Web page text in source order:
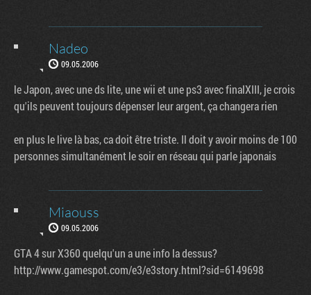
Nadeo
09.05.2006
le Japon, avec une ds lite, une wii et une ps3 avec finalXIII, je crois
qu'ils peuvent toujours dépenser leur argent, ça changera rien
en plus le live là bas, ca doit être triste. Il doit y avoir moins de 100
personnes simultanément le soir en réseau qui parle japonais
Miaouss
09.05.2006
GTA 4 sur X360 quelqu'un a une info la dessus?
http://www.gamespot.com/e3/e3story.html?sid=6149698